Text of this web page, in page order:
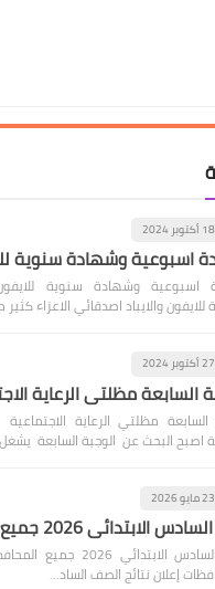
18 أكتوبر 2024
اسبوعية وشهادة سنوية
اسبوعية وشهادة سنوية
والايباد اصدقائي الاعزاء
27 أكتوبر 2024
السابعة مظلتي الرعاية
السابعة مظلتي الرعاية
اصبح البحث عن الوجبة السابعة
23 مايو 2026
الابتدائي 2026 جميع المحافظات
نتائج السادس
إعلان نتائج الصف الساد…